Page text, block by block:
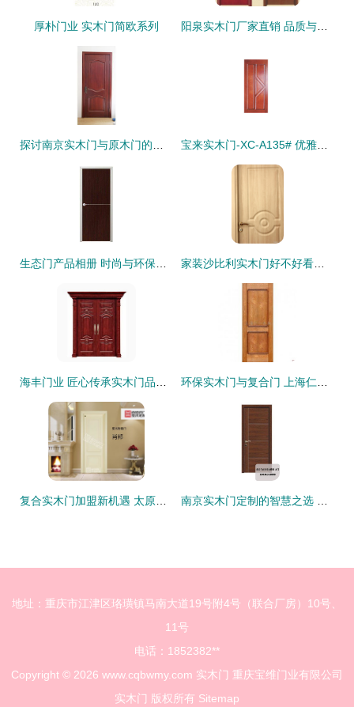
厚朴门业 实木门简欧系列
地址：重庆市江津区珞璜镇马南大道19号附4号（联合厂房）10号、
11号
电话：1852382**
Copyright © 2026 www.cqbwmy.com 实木门 重庆宝维门业有限公司
实木门 版权所有 Sitemap